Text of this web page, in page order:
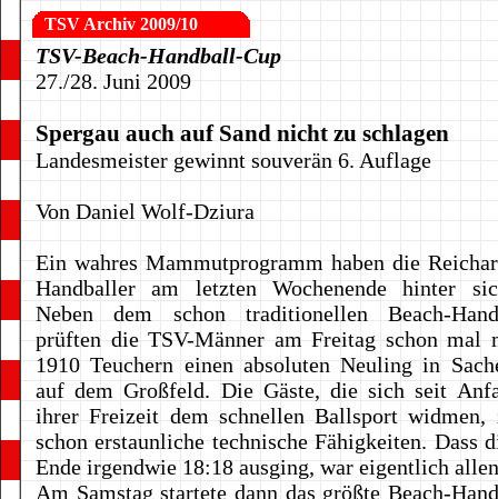
TSV Archiv 2009/10
TSV-Beach-Handball-Cup
27./28. Juni 2009
Spergau auch auf Sand nicht zu schlagen
Landesmeister gewinnt souverän 6. Auflage
Von Daniel Wolf-Dziura
Ein wahres Mammutprogramm haben die
Handballer am letzten Wochenende hinter
Neben dem schon traditionellen Beach-
prüften die TSV-Männer am Freitag schon mal
1910 Teuchern einen absoluten Neuling in
auf dem Großfeld. Die Gäste, die sich seit
ihrer Freizeit dem schnellen Ballsport widmen,
schon erstaunliche technische Fähigkeiten. Dass
Ende irgendwie 18:18 ausging, war eigentlich
Am Samstag startete dann das größte Beach-